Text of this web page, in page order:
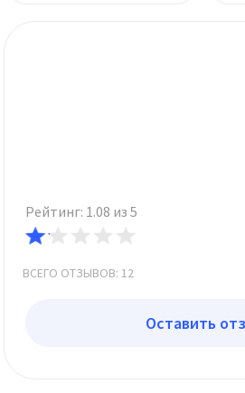
Рейтинг: 1.08 из 5
ВСЕГО ОТЗЫВОВ: 12
Оставить